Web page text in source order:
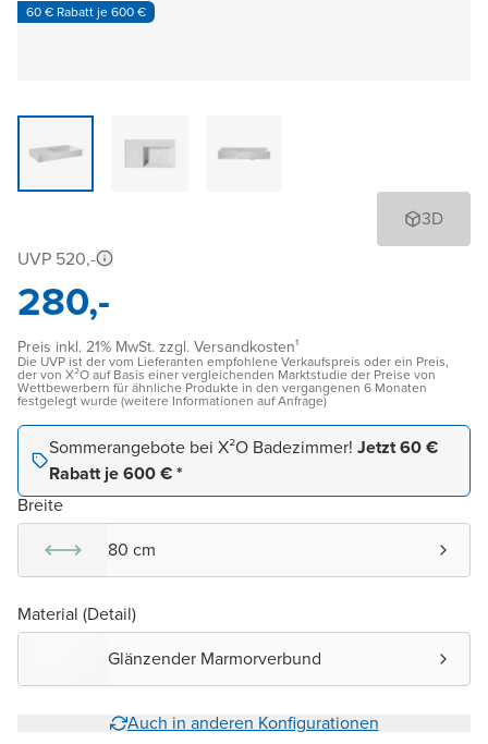
60 € Rabatt je 600 €
3D
UVP 520,-
280,-
Preis inkl. 21% MwSt. zzgl. Versandkosten¹
Die UVP ist der vom Lieferanten empfohlene Verkaufspreis oder ein Preis,
der von X²O auf Basis einer vergleichenden Marktstudie der Preise von
Wettbewerbern für ähnliche Produkte in den vergangenen 6 Monaten
festgelegt wurde (weitere Informationen auf Anfrage)
Sommerangebote bei X²O Badezimmer! Jetzt 60 €
Rabatt je 600 € *
Breite
80 cm
Material (Detail)
Glänzender Marmorverbund
Auch in anderen Konfigurationen